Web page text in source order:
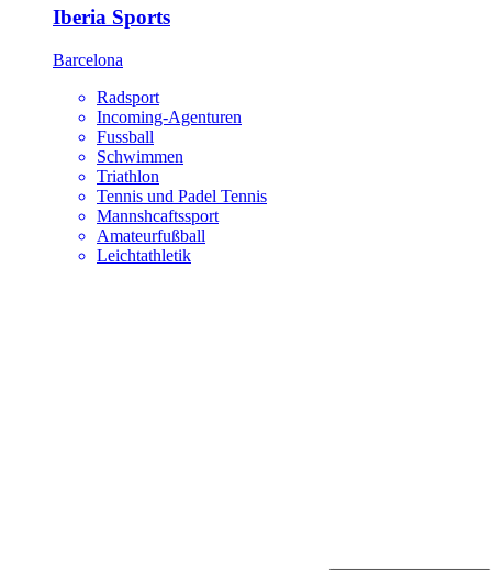
Iberia Sports
Barcelona
Radsport
Incoming-Agenturen
Fussball
Schwimmen
Triathlon
Tennis und Padel Tennis
Mannshcaftssport
Amateurfußball
Leichtathletik